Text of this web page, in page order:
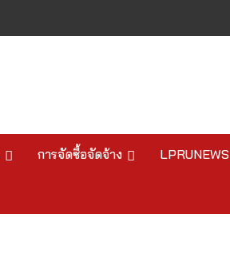
การจัดซื้อจัดจ้าง LPRUNEWS